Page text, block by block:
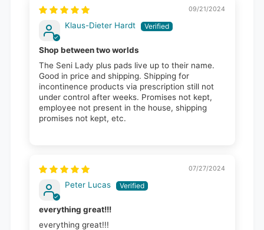
09/21/2024
Klaus-Dieter Hardt
Shop between two worlds
The Seni Lady plus pads live up to their name.
Good in price and shipping. Shipping for
incontinence products via prescription still not
under control after weeks. Promises not kept,
employee not present in the house, shipping
promises not kept, etc.
07/27/2024
Peter Lucas
everything great!!!
everything great!!!